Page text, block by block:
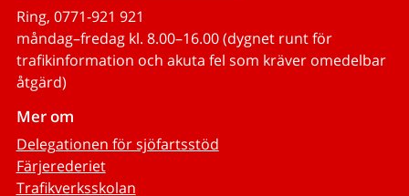
Ring, 0771-921 921
måndag–fredag kl. 8.00–16.00 (dygnet runt för
trafikinformation och akuta fel som kräver omedelbar
åtgärd)
Mer om
Delegationen för sjöfartsstöd
Färjerederiet
Trafikverksskolan